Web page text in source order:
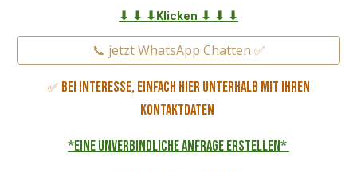
⬇ ⬇ ⬇Klicken ⬇ ⬇ ⬇
📞 jetzt WhatsApp Chatten ✅
✅ Bei Interesse, einfach hier unterhalb mit Ihren
Kontaktdaten
*eine unverbindliche Anfrage erstellen*